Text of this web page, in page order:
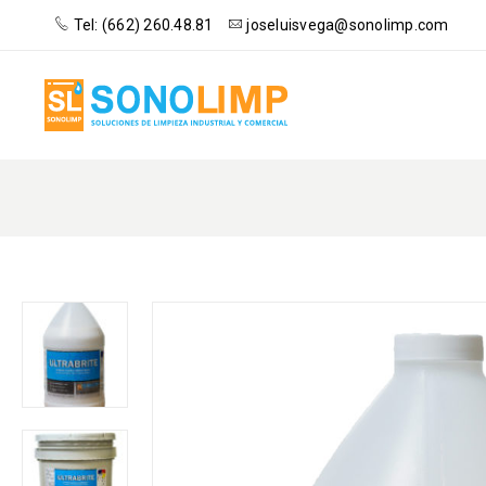
Tel: (662) 260.48.81 joseluisvega@sonolimp.com